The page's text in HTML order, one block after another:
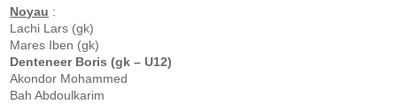
Noyau :
Lachi Lars (gk)
Mares Iben (gk)
Denteneer Boris (gk – U12)
Akondor Mohammed
Bah Abdoulkarim